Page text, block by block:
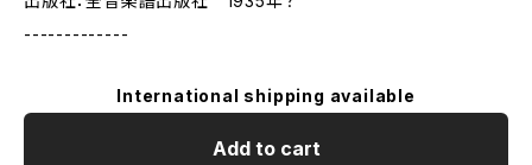
-------------
International shipping available
Add to cart